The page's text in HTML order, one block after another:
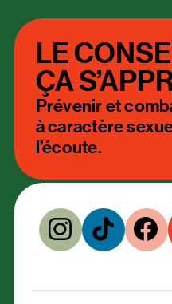
LE
ÇA
Prévenir et
à caractère
l’écoute.